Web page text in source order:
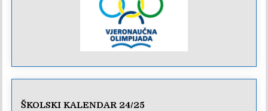
ŠKOLSKI KALENDAR 24/25